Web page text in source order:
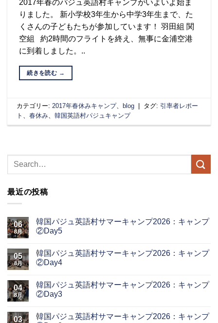
2017年春のパジュ英語村キャンプがいよいよ始ま
りました。 新小学校3年生から中学3年生まで、た
くさんの子どもたちが参加しています！ 羽田組 関
空組 約2時間のフライトを終え、無事に金浦空港
に到着しました。..
続きを読む →
カテゴリー:2017年春休みキャンプ、 blog タグ: 引率者レポー
ト 、春休み、韓国英語村パジュキャンプ
最近の投稿
06
8月
韓国パジュ英語村サマーキャンプ2026：キャンプ
②Day5
05
8月
韓国パジュ英語村サマーキャンプ2026：キャンプ
②Day4
04
8月
韓国パジュ英語村サマーキャンプ2026：キャンプ
②Day3
03
韓国パジュ英語村サマーキャンプ2026：キャンプ